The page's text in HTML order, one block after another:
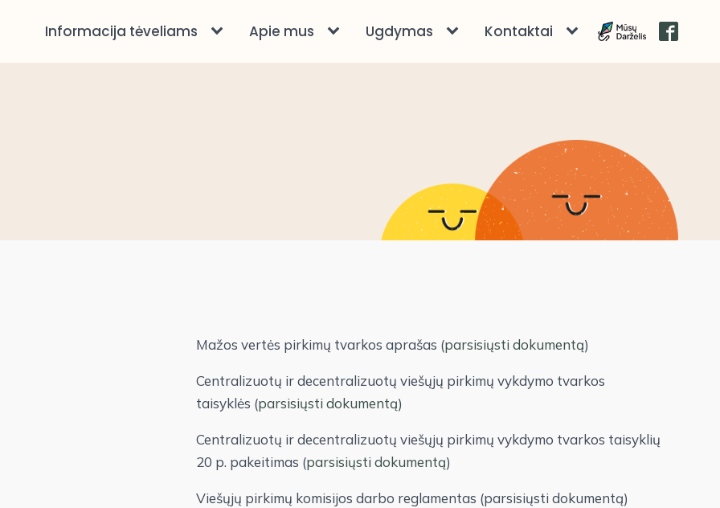
Informacija tėveliams Apie mus Ugdymas Kontaktai
Mažos vertės pirkimų tvarkos aprašas (parsisiųsti dokumentą)
Centralizuotų ir decentralizuotų viešųjų pirkimų vykdymo tvarkos
taisyklės (parsisiųsti dokumentą)
Centralizuotų ir decentralizuotų viešųjų pirkimų vykdymo tvarkos taisyklių
20 p. pakeitimas (parsisiųsti dokumentą)
Viešųjų pirkimų komisijos darbo reglamentas (parsisiųsti dokumentą)